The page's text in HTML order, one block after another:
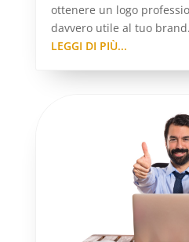
ottenere un logo
davvero utile al tuo brand.
LEGGI DI PIÙ...